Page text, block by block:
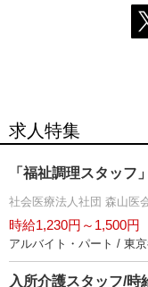
求人特集
「福祉調理スタッフ
社会医療法人社団 森山医
時給1,230円～1,500円
アルバイト・パート / 東
入所介護スタッフ/